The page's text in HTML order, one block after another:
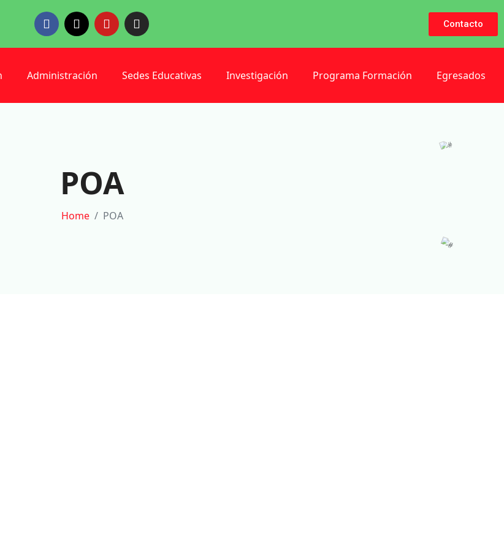
Contacto
Administración Sedes Educativas Investigación Programa Formación Egresados
POA
Home POA